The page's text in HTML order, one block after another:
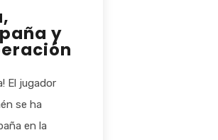
y
El jugador
se ha
en la